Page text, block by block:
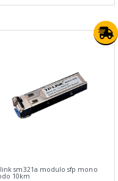
link sm321a modulo sfp mono
10km